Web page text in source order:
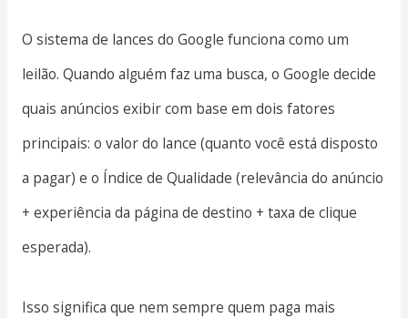
O sistema de lances do Google funciona como um
leilão. Quando alguém faz uma busca, o Google decide
quais anúncios exibir com base em dois fatores
principais: o valor do lance (quanto você está disposto
a pagar) e o Índice de Qualidade (relevância do anúncio
+ experiência da página de destino + taxa de clique
esperada).
Isso significa que nem sempre quem paga mais